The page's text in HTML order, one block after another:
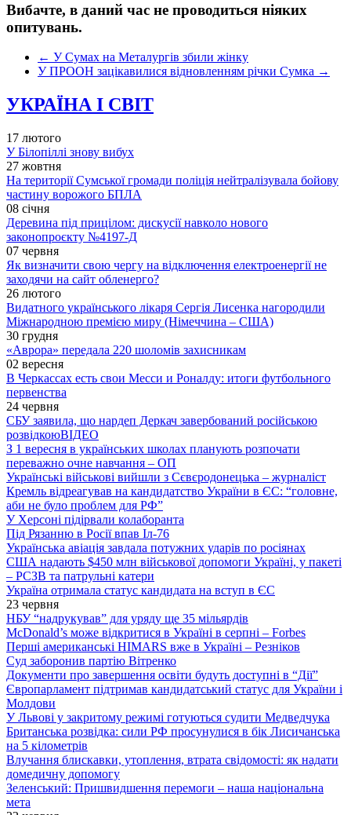
Вибачте, в даний час не проводиться ніяких
опитувань.
← У Сумах на Металургів збили жінку
У ПРООН зацікавилися відновленням річки Сумка →
УКРАЇНА І СВІТ
17 лютого
У Білопіллі знову вибух
27 жовтня
На території Сумської громади поліція нейтралізувала бойову
частину ворожого БПЛА
08 січня
Деревина під прицілом: дискусії навколо нового
законопроєкту №4197-Д
07 червня
Як визначити свою чергу на відключення електроенергії не
заходячи на сайт обленерго?
26 лютого
Видатного українського лікаря Сергія Лисенка нагородили
Міжнародною премією миру (Німеччина – США)
30 грудня
«Аврора» передала 220 шоломів захисникам
02 вересня
В Черкассах есть свои Месси и Роналду: итоги футбольного
первенства
24 червня
СБУ заявила, що нардеп Деркач завербований російською
розвідкоюВІДЕО
З 1 вересня в українських школах планують розпочати
переважно очне навчання – ОП
Українські військові вийшли з Сєвєродонецька – журналіст
Кремль відреагував на кандидатство України в ЄС: “головне,
аби не було проблем для РФ”
У Херсоні підірвали колаборанта
Під Рязанню в Росії впав Іл-76
Українська авіація завдала потужних ударів по росіянах
США надають $450 млн військової допомоги Україні, у пакеті
– РСЗВ та патрульні катери
Україна отримала статус кандидата на вступ в ЄС
23 червня
НБУ “надрукував” для уряду ще 35 мільярдів
McDonald’s може відкритися в Україні в серпні – Forbes
Перші американські HIMARS вже в Україні – Резніков
Суд заборонив партію Вітренко
Документи про завершення освіти будуть доступні в “Дії”
Європарламент підтримав кандидатський статус для України і
Молдови
У Львові у закритому режимі готуються судити Медведчука
Британська розвідка: сили РФ просунулися в бік Лисичанська
на 5 кілометрів
Влучання блискавки, утоплення, втрата свідомості: як надати
домедичну допомогу
Зеленський: Пришвидшення перемоги – наша національна
мета